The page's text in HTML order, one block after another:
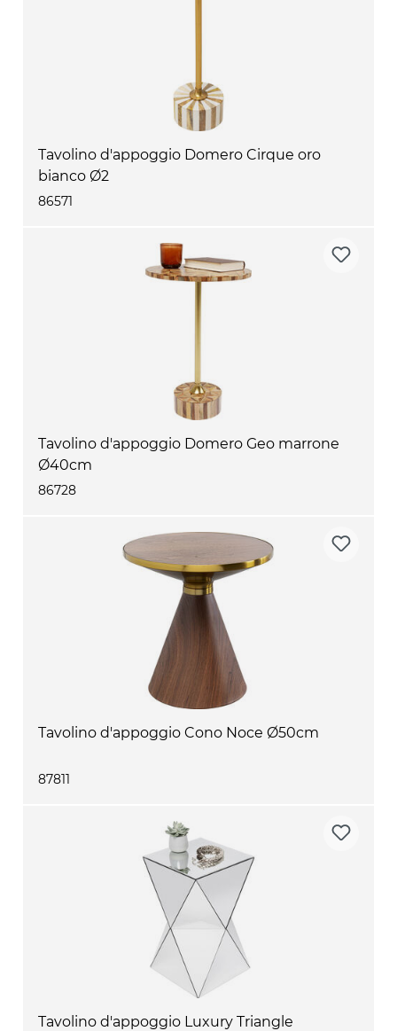
Tavolino d'appoggio Domero Cirque oro
bianco Ø2
86571
Tavolino d'appoggio Domero Geo marrone
Ø40cm
86728
Tavolino d'appoggio Cono Noce Ø50cm
87811
Tavolino d'appoggio Luxury Triangle